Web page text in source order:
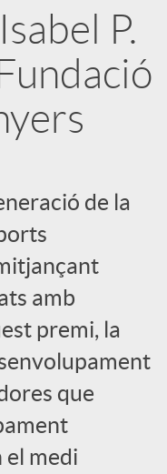
P.
de la
amb
premi, la
que
medi